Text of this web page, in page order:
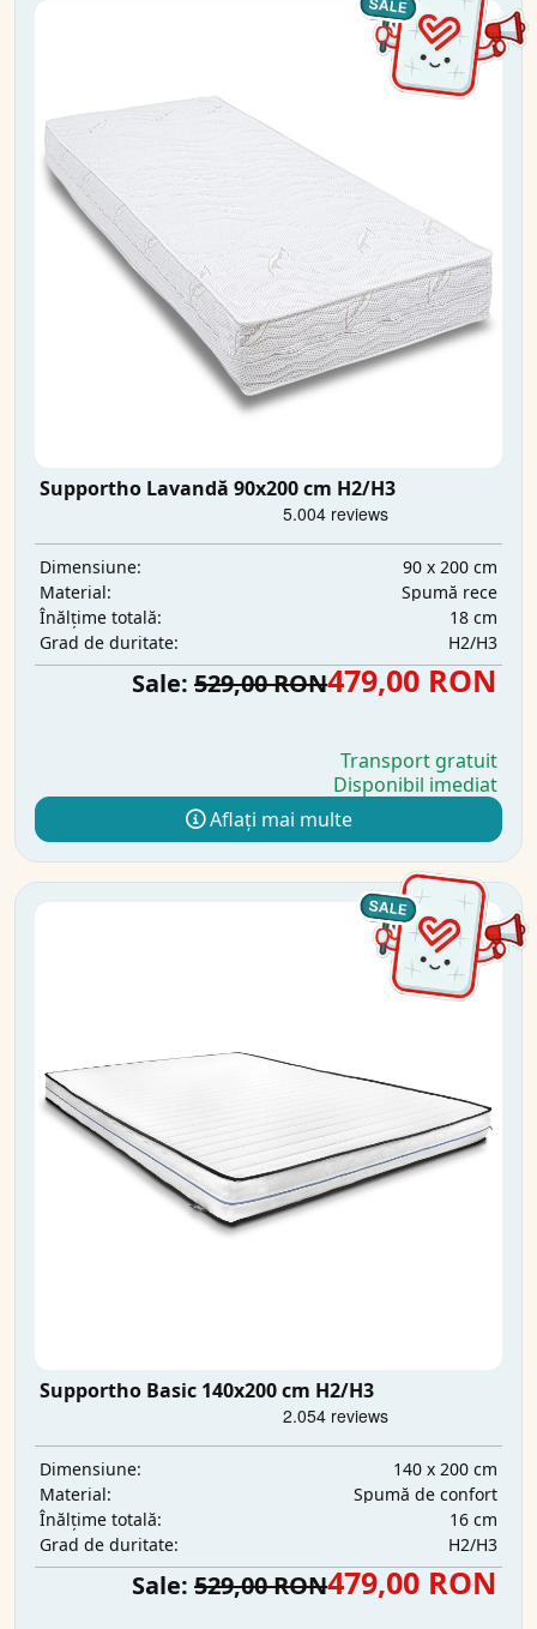
Supportho Lavandă 90x200 cm H2/H3
Dimensiune:
90 x 200 cm
Material:
Spumă rece
Înălțime totală:
18 cm
Grad de duritate:
H2/H3
Sale: 529,00 RON479,00 RON
Transport gratuit
Disponibil imediat
Aflați mai multe
Supportho Basic 140x200 cm H2/H3
Dimensiune:
140 x 200 cm
Material:
Spumă de confort
Înălțime totală:
16 cm
Grad de duritate:
H2/H3
Sale: 529,00 RON479,00 RON